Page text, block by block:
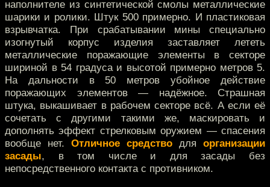
наполнителе из синтетической смолы металлические
шарики и ролики. Штук 500 примерно. И пластиковая
взрывчатка. При срабатывании мины специально
изогнутый корпус изделия заставляет лететь
металлические поражающие элементы в секторе
шириной в 54 градуса и высотой примерно метров 5.
На дальности в 50 метров убойное действие
поражающих элементов — надёжное. Страшная
штука, выкашивает в рабочем секторе всё. А если её
сочетать с другими такими же, маскировать и
дополнять эффект стрелковым оружием — спасения
вообще нет. Отличное средство для организации
засады, в том числе и для засады без
непосредственного контакта с противником.